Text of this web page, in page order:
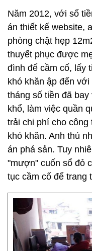
Năm 2012, với số
án thiết kế website,
phòng chật hẹp
thuyết phục được
đình để cầm cố, lấy
khó khăn ập đến
tháng số tiền đã
khổ, làm việc quần
trải chi phí cho
khó khăn. Anh thú
án phá sản. Tuy
"mượn" cuốn sổ đỏ
tục cầm cố để trang